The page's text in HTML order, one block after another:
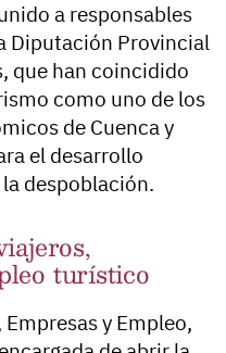
a responsables
Diputación Provincial
que han coincidido
como uno de los
de Cuenca y
el desarrollo
despoblación.
turístico
y Empleo,